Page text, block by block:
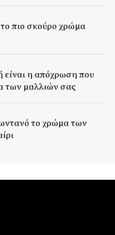
πιο σκούρο χρώμα
είναι η απόχρωση που
των μαλλιών σας
το χρώμα των